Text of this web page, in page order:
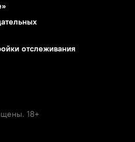
отслеживания
18+